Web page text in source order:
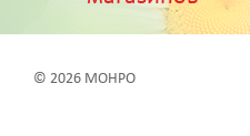
© 2026 МОНРО